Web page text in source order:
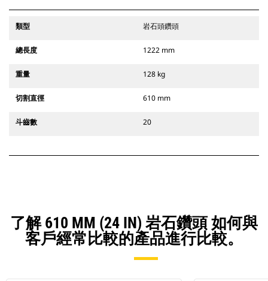
類型 岩石頭鑽頭
總長度 1222 mm
重量 128 kg
切割直徑 610 mm
斗齒數 20
了解 610 MM (24 IN) 岩石鑽頭 如何與
客戶經常比較的產品進行比較。